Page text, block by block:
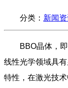
分类： 新闻
BBO晶体，
线性光学领域具
特性，在激光技